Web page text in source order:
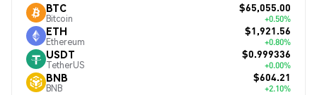
BTC
Bitcoin
$65,055.00
+0.50%
ETH
Ethereum
$1,921.56
+0.80%
USDT
TetherUS
$0.999336
+0.00%
BNB
BNB
$604.21
+2.10%